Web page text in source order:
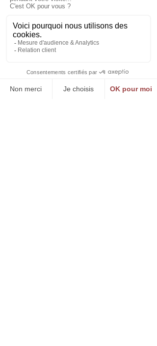
Un rapport annuel plus sobre,
plus structuré et plus affirmé, à
la hauteur de sa prise de parole
auprès des industriels, des
partenaires et des acteurs
Un équilibre entre exigence,